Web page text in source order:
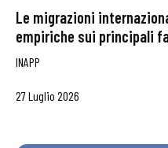
Le migrazioni
empiriche sui principali
INAPP
27 Luglio 2026